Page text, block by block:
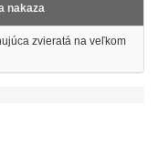
nakaza
zvieratá na veľkom